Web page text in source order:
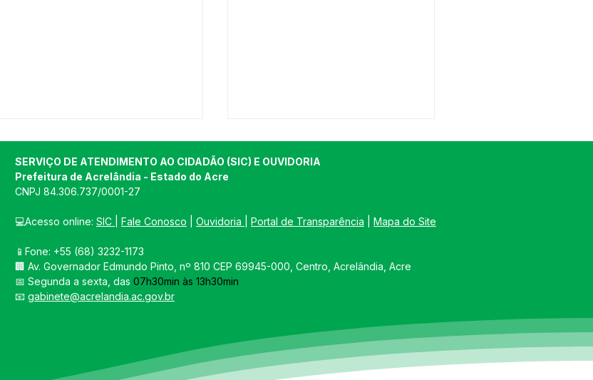
PREFEITO GRAIA FAZ VISITA
A PRODUTORES RURAIS
PARA CONHECER MELHOR
A PRODUÇÃO E AS
ExpoAcrelândia 2026:
Lançamento oficial
SERVIÇO DE ATENDIMENTO AO CIDADÃO (SIC) E OUVIDORIA
Prefeitura de Acrelândia - Estado do Acre
CNPJ 84.306.737/0001-27
💻Acesso online: SIC Fale Conosco Ouvidoria Portal de Transparência Mapa do Site
📱Fone: +55 (68) 3232-1173
🏢 Av. Governador Edmundo Pinto, nº 810 CEP 69945-000, Centro, Acrelândia, Acre
📅 Segunda a sexta, das 07h30min às 13h30min
📧 gabinete@acrelandia.ac.gov.br